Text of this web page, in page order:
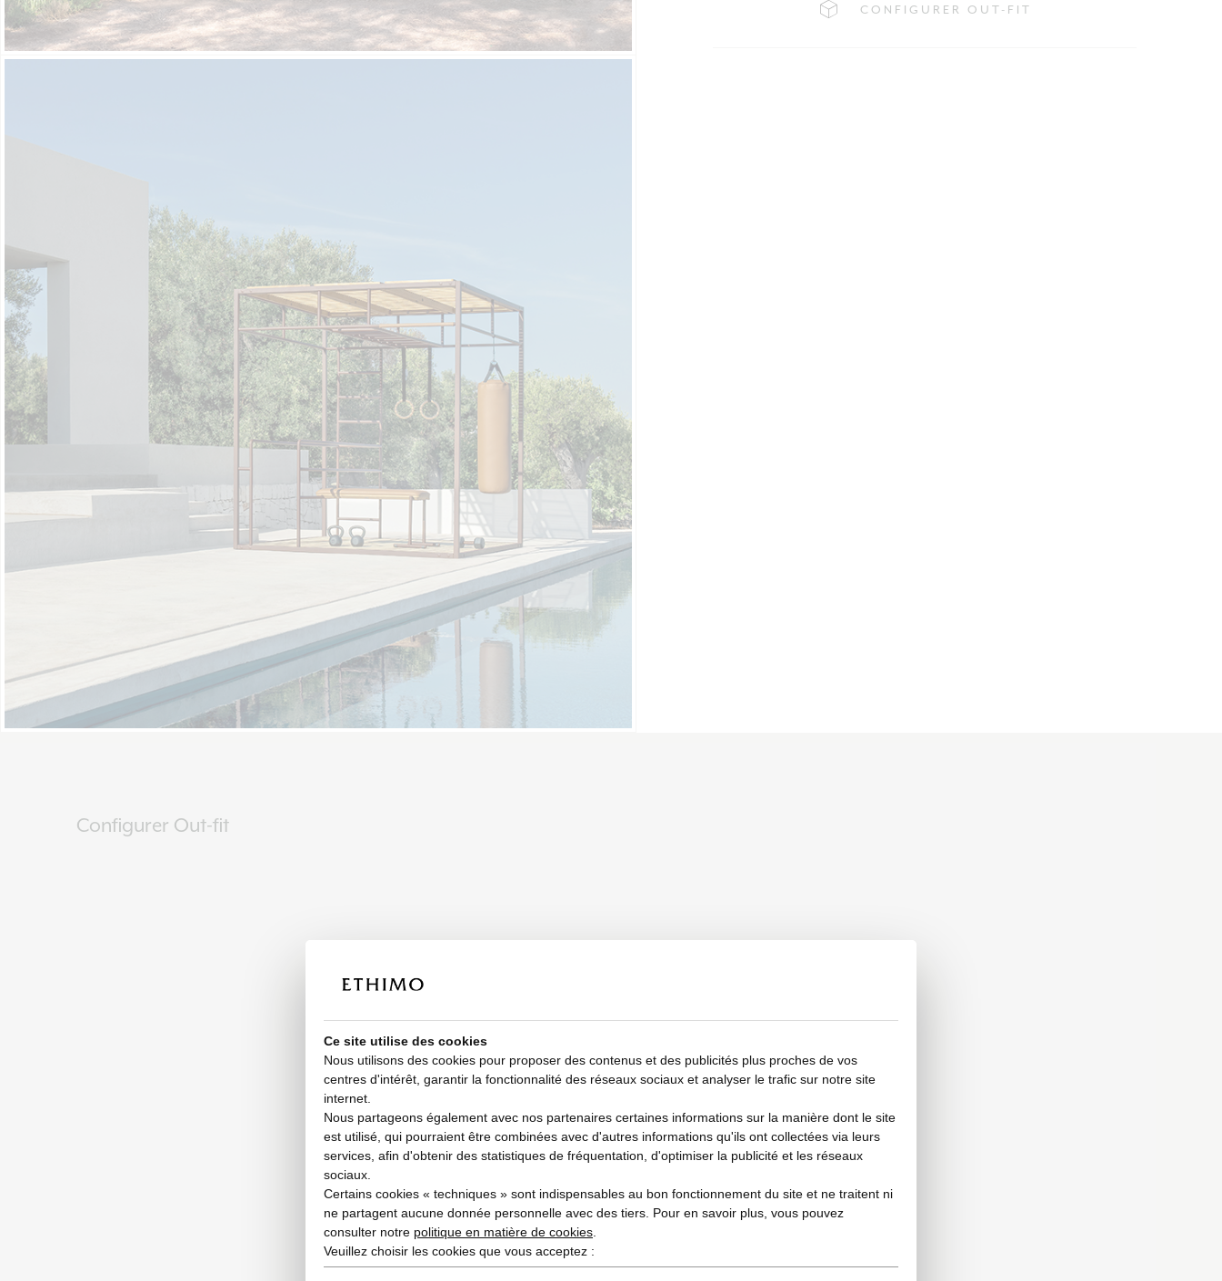
Ce site utilise des cookies
Nous utilisons des cookies pour proposer des contenus et des publicités plus proches de vos
centres d'intérêt, garantir la fonctionnalité des réseaux sociaux et analyser le trafic sur notre site
internet.
Nous partageons également avec nos partenaires certaines informations sur la manière dont le site
est utilisé, qui pourraient être combinées avec d'autres informations qu'ils ont collectées via leurs
services, afin d'obtenir des statistiques de fréquentation, d'optimiser la publicité et les réseaux
sociaux.
Certains cookies « techniques » sont indispensables au bon fonctionnement du site et ne traitent ni
ne partagent aucune donnée personnelle avec des tiers. Pour en savoir plus, vous pouvez
consulter notre politique en matière de cookies.
Veuillez choisir les cookies que vous acceptez :
CONFIGURER OUT-FIT
Configurer Out-fit